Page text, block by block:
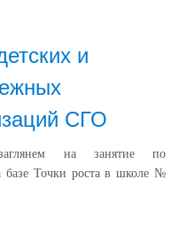
и
СГО
на занятие по
базе Точки роста в школе №